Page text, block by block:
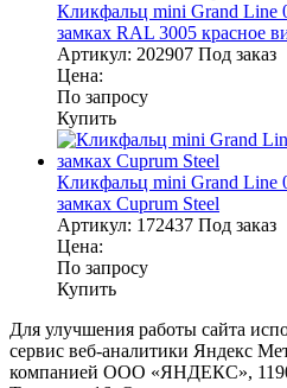
Кликфальц mini Grand Line
замках RAL 3005 красное
Артикул: 202907 Под заказ
Цена:
По запросу
Купить
Кликфальц mini Grand Line
замках Cuprum Steel
Артикул: 172437 Под заказ
Цена:
По запросу
Купить
Для улучшения работы сайта
сервис веб-аналитики Яндекс
компанией ООО «ЯНДЕКС»,